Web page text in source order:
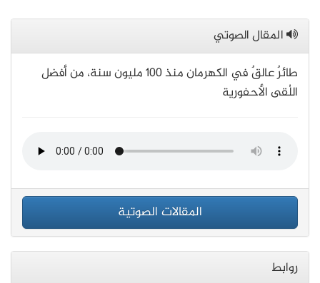
المقال الصوتي
طائرٌ عالقٌ في الكهرمان منذ 100 مليون سنة، من أفضل
اللُقى الأحفورية
المقالات الصوتية
روابط